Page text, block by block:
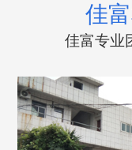
佳
佳富专业